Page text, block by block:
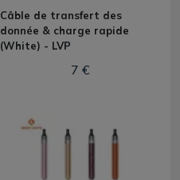
Câble de transfert des
donnée & charge rapide
(White) - LVP
7 €